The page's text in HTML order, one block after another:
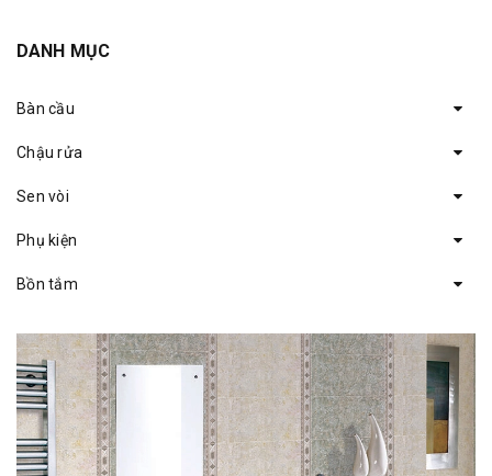
DANH MỤC
Bàn cầu
Chậu rửa
Sen vòi
Phụ kiện
Bồn tắm